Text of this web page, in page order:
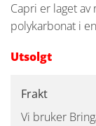
Capri er laget
polykarbonat i
Utsolgt
Frakt
Vi bruker